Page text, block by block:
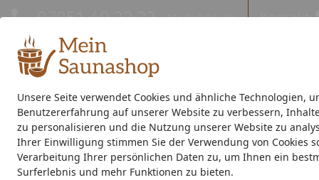
Unsere Seite verwendet Cookies und ähnliche Technologien,
Benutzererfahrung auf unserer Website zu verbessern,
zu personalisieren und die Nutzung unserer Website zu
Ihrer Einwilligung stimmen Sie der Verwendung von Cookies
Verarbeitung Ihrer persönlichen Daten zu, um Ihnen ein
Surferlebnis und mehr Funktionen zu bieten.
07051 / 9 22 22 Mo-Fr. 8-16 Uhr Kontakt
Außensauna Indoor-Sauna Energiespar-Sauna
Saunahersteller % Sale %